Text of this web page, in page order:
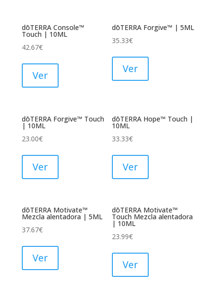
dōTERRA Console™
Touch | 10ML
42.67€
Ver
dōTERRA Forgive™ | 5ML
35.33€
Ver
dōTERRA Forgive™ Touch
| 10ML
23.00€
Ver
dōTERRA Hope™ Touch |
10ML
33.33€
Ver
dōTERRA Motivate™
Mezcla alentadora | 5ML
37.67€
Ver
dōTERRA Motivate™
Touch Mezcla alentadora
| 10ML
23.99€
Ver